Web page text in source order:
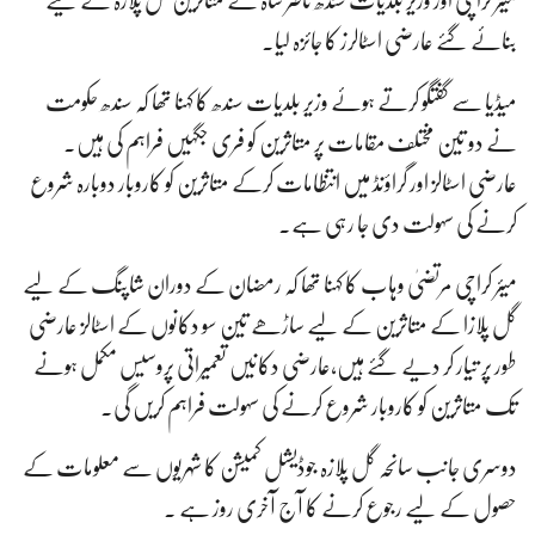
بنائے گئے عارضی اسٹالرز کا جائزہ لیا۔
میڈیا سے گفتگو کرتے ہوئے وزیر بلدیات سندھ کا کہنا تھا کہ سندھ حکومت
نے دو تین مختلف مقامات پر متاثرین کو فری جگہیں فراہم کی ہیں۔
عارضی اسٹالز اور گراؤنڈ میں انتظامات کرکے متاثرین کو کاروبار دوبارہ شروع
کرنے کی سہولت دی جا رہی ہے۔
میئر کراچی مرتضیٰ وہاب کا کہنا تھا کہ رمضان کے دوران شاپنگ کے لیے
گل پلازا کے متاثرین کے لیے ساڑھے تین سو دکانوں کے اسٹالز عارضی
طور پر تیار کر دیے گئے ہیں،عارضی دکانیں تعمیراتی پروسیس مکمل ہونے
تک متاثرین کو کاروبار شروع کرنے کی سہولت فراہم کریں گی۔
دوسری جانب سانحہ گل پلازہ جوڈیشل کمیشن کا شہریوں سے معلومات کے
حصول کے لیے رجوع کرنے کا آج آخری روز ہے ۔